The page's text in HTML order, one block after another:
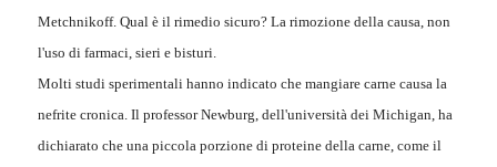
Metchnikoff. Qual è il rimedio sicuro? La rimozione della causa, non
l'uso di farmaci, sieri e bisturi.
Molti studi sperimentali hanno indicato che mangiare carne causa la
nefrite cronica. Il professor Newburg, dell'università dei Michigan, ha
dichiarato che una piccola porzione di proteine della carne, come il